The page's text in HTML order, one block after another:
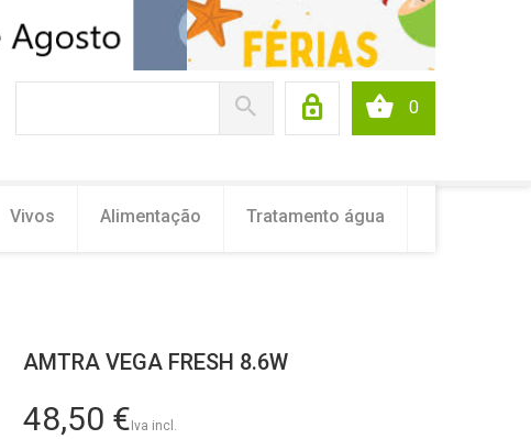
0
Vivos Alimentação Tratamento água
AMTRA VEGA FRESH 8.6W
48,50 €Iva incl.